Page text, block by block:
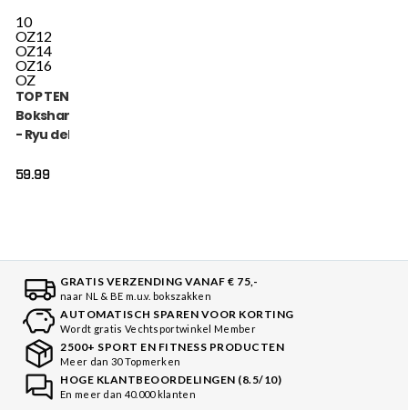
10
OZ12
OZ14
OZ16
OZ
TOP TEN
Bokshandschoen
- Ryu del Mar -
59.99
GRATIS VERZENDING VANAF € 75,-
naar NL & BE m.u.v. bokszakken
AUTOMATISCH SPAREN VOOR KORTING
Wordt gratis Vechtsportwinkel Member
2500+ SPORT EN FITNESS PRODUCTEN
Meer dan 30 Topmerken
HOGE KLANTBEOORDELINGEN (8.5/10)
En meer dan 40.000 klanten